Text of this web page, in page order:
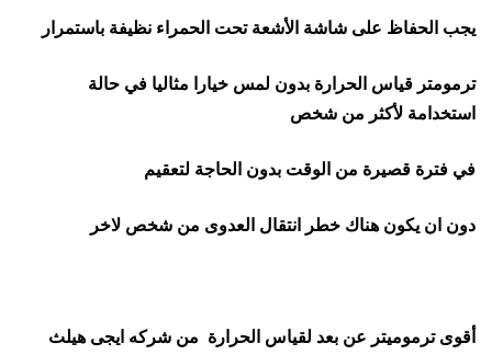
يجب الحفاظ على شاشة الأشعة تحت الحمراء نظيفة باستمرار
ترمومتر قياس الحرارة بدون لمس خيارا مثاليا في حالة
استخدامة لأكثر من شخص
في فترة قصيرة من الوقت بدون الحاجة لتعقيم
دون ان يكون هناك خطر انتقال العدوى من شخص لاخر
أقوى ترموميتر عن بعد لقياس الحرارة من شركه ايجى هيلث